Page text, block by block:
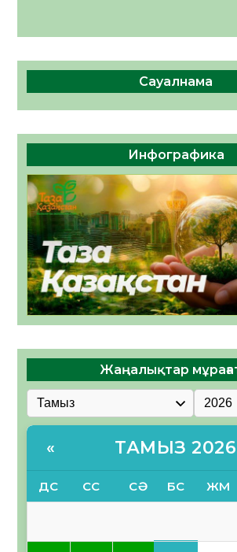
Сауалнама
Инфографика
Жаңалықтар
« ТАМЫЗ 2026
ДС СС СӘ БС ЖМ